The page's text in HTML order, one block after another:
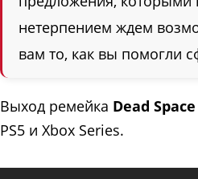
нетерпением ждем
вам то, как вы помогли
Выход ремейка Dead Space
PS5 и Xbox Series.